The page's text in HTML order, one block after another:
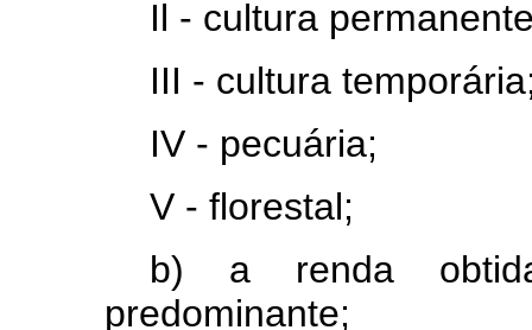
Il - cultura
III - cultura
IV - pecuária;
V - florestal;
b) a renda
predominante;